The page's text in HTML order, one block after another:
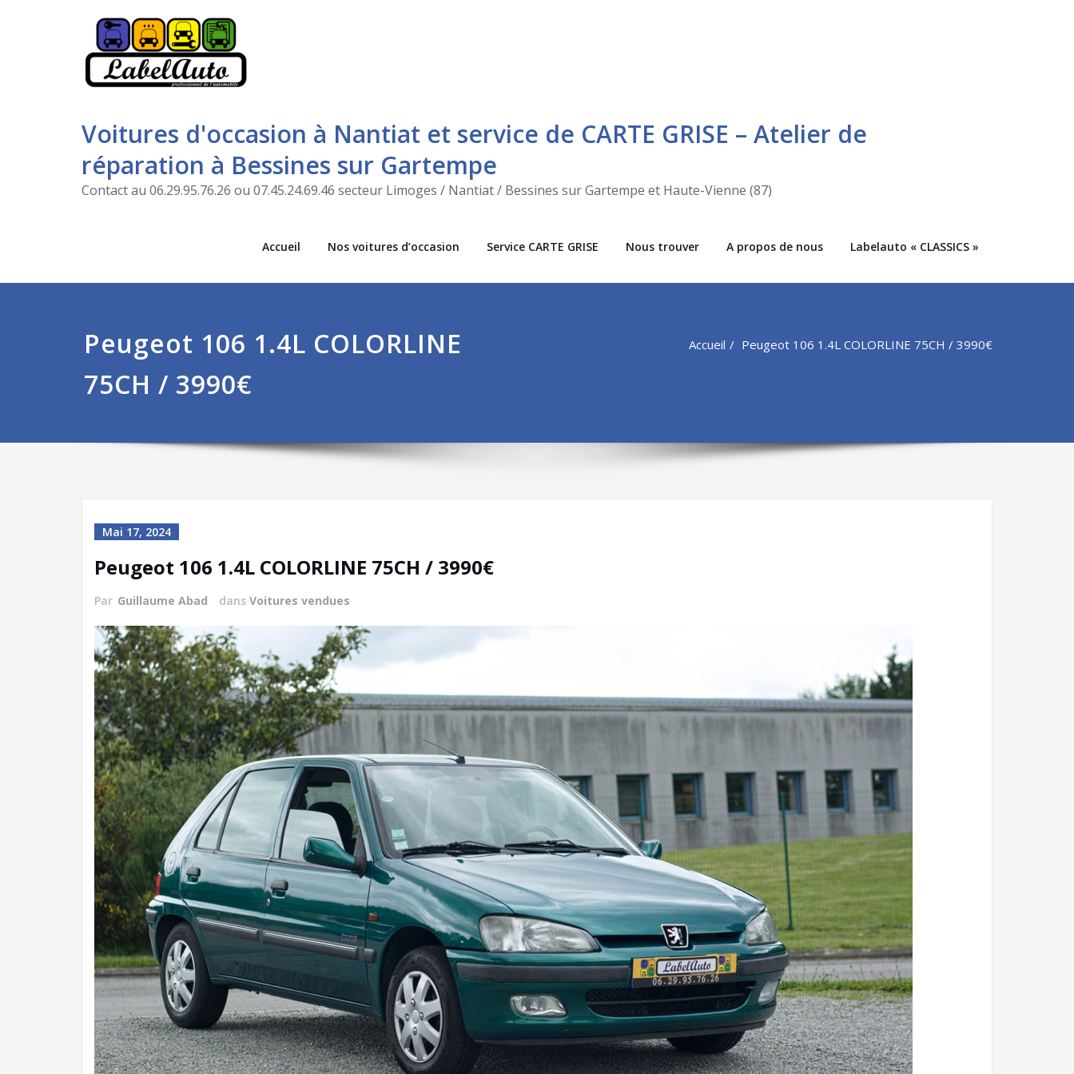
Voitures d'occasion à Nantiat et service de CARTE GRISE – Atelier de
réparation à Bessines sur Gartempe
Contact au 06.29.95.76.26 ou 07.45.24.69.46 secteur Limoges / Nantiat / Bessines sur Gartempe et Haute-Vienne (87)
Accueil Nos voitures d’occasion Service CARTE GRISE Nous trouver A propos de nous Labelauto « CLASSICS »
Peugeot 106 1.4L COLORLINE
75CH / 3990€
Accueil Peugeot 106 1.4L COLORLINE 75CH / 3990€
Mai 17, 2024
Peugeot 106 1.4L COLORLINE 75CH / 3990€
Par Guillaume Abad dans Voitures vendues